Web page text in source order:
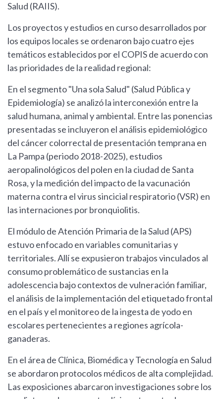
Salud (RAIIS).
Los proyectos y estudios en curso desarrollados por
los equipos locales se ordenaron bajo cuatro ejes
temáticos establecidos por el COPIS de acuerdo con
las prioridades de la realidad regional:
En el segmento "Una sola Salud" (Salud Pública y
Epidemiología) se analizó la interconexión entre la
salud humana, animal y ambiental. Entre las ponencias
presentadas se incluyeron el análisis epidemiológico
del cáncer colorrectal de presentación temprana en
La Pampa (periodo 2018-2025), estudios
aeropalinológicos del polen en la ciudad de Santa
Rosa, y la medición del impacto de la vacunación
materna contra el virus sincicial respiratorio (VSR) en
las internaciones por bronquiolitis.
El módulo de Atención Primaria de la Salud (APS)
estuvo enfocado en variables comunitarias y
territoriales. Allí se expusieron trabajos vinculados al
consumo problemático de sustancias en la
adolescencia bajo contextos de vulneración familiar,
el análisis de la implementación del etiquetado frontal
en el país y el monitoreo de la ingesta de yodo en
escolares pertenecientes a regiones agrícola-
ganaderas.
En el área de Clínica, Biomédica y Tecnología en Salud
se abordaron protocolos médicos de alta complejidad.
Las exposiciones abarcaron investigaciones sobre los